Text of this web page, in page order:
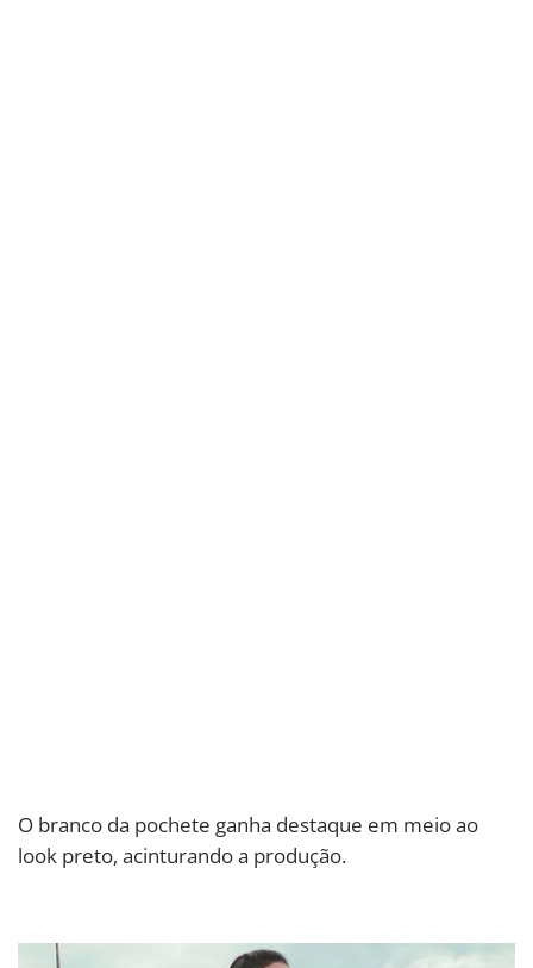
O branco da pochete ganha destaque em meio ao
look preto, acinturando a produção.